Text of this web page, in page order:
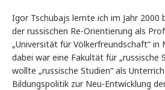
Igor Tschubajs lernte ich im Jahr 2000
der russischen Re-Orientierung als
„Universität für Völkerfreundschaft“ in
dabei war eine Fakultät für „russische
wollte „russische Studien“ als
Bildungspolitik zur Neu-Entwicklung